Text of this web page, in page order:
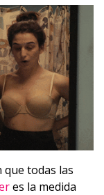
todas las
es la medida